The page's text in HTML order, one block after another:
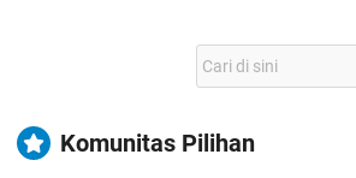
Komunitas Pilihan